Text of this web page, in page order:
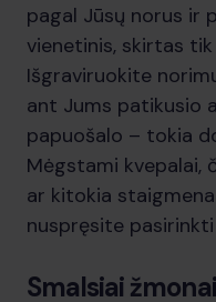
pagal Jūsų norus ir
vienetinis, skirtas
Išgraviruokite
ant Jums patikusio
papuošalo – tokia
Mėgstami kvepalai,
ar kitokia
nuspręsite
Smalsiai